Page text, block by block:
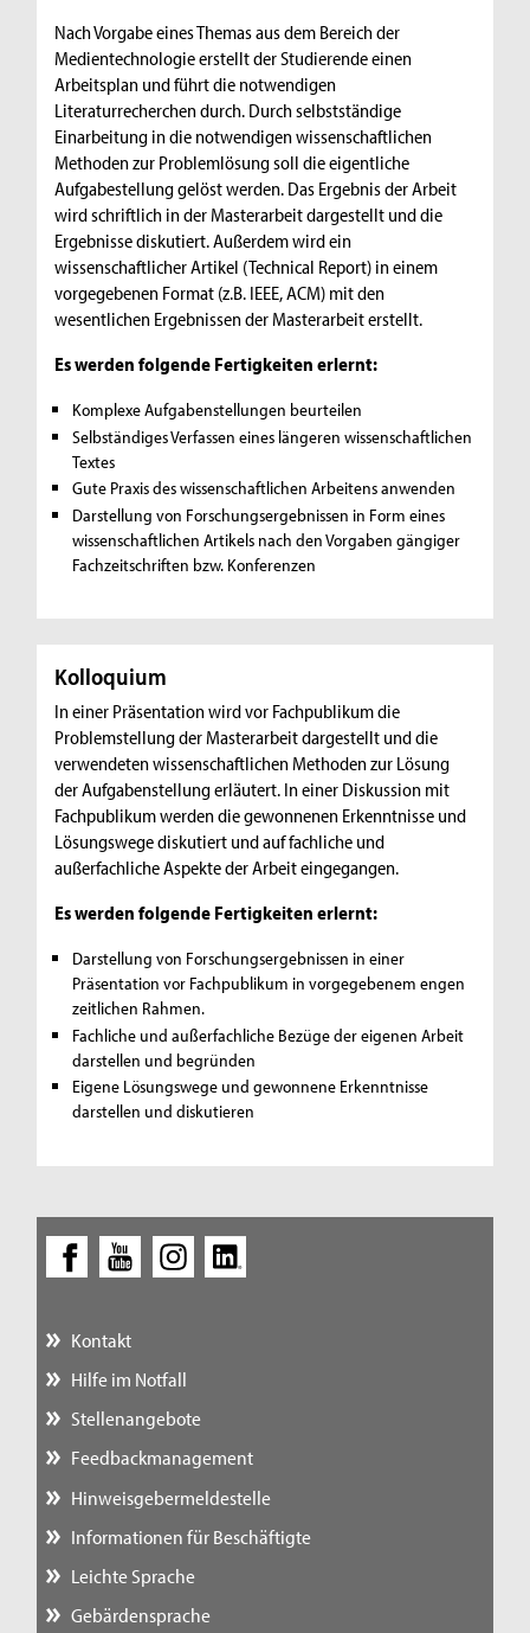
Nach Vorgabe eines Themas aus dem Bereich der
Medientechnologie erstellt der Studierende einen
Arbeitsplan und führt die notwendigen
Literaturrecherchen durch. Durch selbstständige
Einarbeitung in die notwendigen wissenschaftlichen
Methoden zur Problemlösung soll die eigentliche
Aufgabestellung gelöst werden. Das Ergebnis der Arbeit
wird schriftlich in der Masterarbeit dargestellt und die
Ergebnisse diskutiert. Außerdem wird ein
wissenschaftlicher Artikel (Technical Report) in einem
vorgegebenen Format (z.B. IEEE, ACM) mit den
wesentlichen Ergebnissen der Masterarbeit erstellt.
Es werden folgende Fertigkeiten erlernt:
Komplexe Aufgabenstellungen beurteilen
Selbständiges Verfassen eines längeren wissenschaftlichen
Textes
Gute Praxis des wissenschaftlichen Arbeitens anwenden
Darstellung von Forschungsergebnissen in Form eines
wissenschaftlichen Artikels nach den Vorgaben gängiger
Fachzeitschriften bzw. Konferenzen
Kolloquium
In einer Präsentation wird vor Fachpublikum die
Problemstellung der Masterarbeit dargestellt und die
verwendeten wissenschaftlichen Methoden zur Lösung
der Aufgabenstellung erläutert. In einer Diskussion mit
Fachpublikum werden die gewonnenen Erkenntnisse und
Lösungswege diskutiert und auf fachliche und
außerfachliche Aspekte der Arbeit eingegangen.
Es werden folgende Fertigkeiten erlernt:
Darstellung von Forschungsergebnissen in einer
Präsentation vor Fachpublikum in vorgegebenem engen
zeitlichen Rahmen.
Fachliche und außerfachliche Bezüge der eigenen Arbeit
darstellen und begründen
Eigene Lösungswege und gewonnene Erkenntnisse
darstellen und diskutieren
Kontakt
Hilfe im Notfall
Stellenangebote
Feedbackmanagement
Hinweisgebermeldestelle
Informationen für Beschäftigte
Leichte Sprache
Gebärdensprache